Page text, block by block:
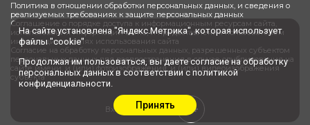
На сайте установлена "Яндекс.Метрика", которая использует
файлы "cookie"
Продолжая им пользоваться, вы даетесогласиена обработку
персональных данных в соответствии сполитикой
конфиденциальности.
Принять
Политика в отношении обработки персональных данных, и сведения о
реализуемых требованиях к защите персональных данных
Соглашение о порядке доступа к информационным ресурсам сайта,
использования информации сайта, и предоставления пользователем
информации в целях использования сайта
Согласие на обработку персональных данных, разрешенных субъектом
персональных данных для распространения в случае опубликования на
сайте имени, и (или) фотоизображения, и (или) видеоизображения
субъекта
Вход сотрудника 0+